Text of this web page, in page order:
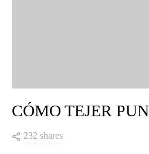
CÓMO TEJER
232 shares